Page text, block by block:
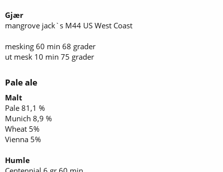
Gjær
mangrove jack`s M44 US West Coast
mesking 60 min 68 grader
ut mesk 10 min 75 grader
Pale ale​
Malt
Pale 81,1 %
Munich 8,9 %
Wheat 5%
Vienna 5%
Humle